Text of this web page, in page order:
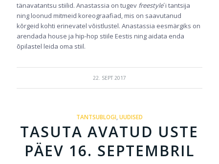
tänavatantsu stiilid. Anastassia on tugev freestyle´i tantsija
ning loonud mitmeid koreograafiad, mis on saavutanud
kõrgeid kohti erinevatel võistlustel. Anastassia eesmärgiks on
arendada house ja hip-hop stiile Eestis ning aidata enda
õpilastel leida oma stiil.
22. SEPT 2017
TANTSUBLOGI UUDISED
TASUTA AVATUD USTE
PÄEV 16. SEPTEMBRIL